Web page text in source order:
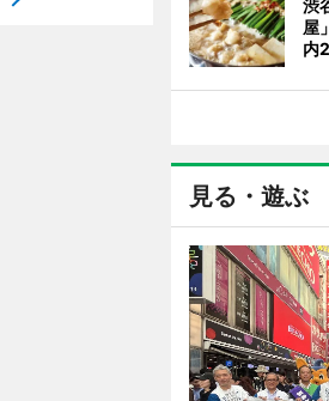
渋
屋
内
見る・遊ぶ